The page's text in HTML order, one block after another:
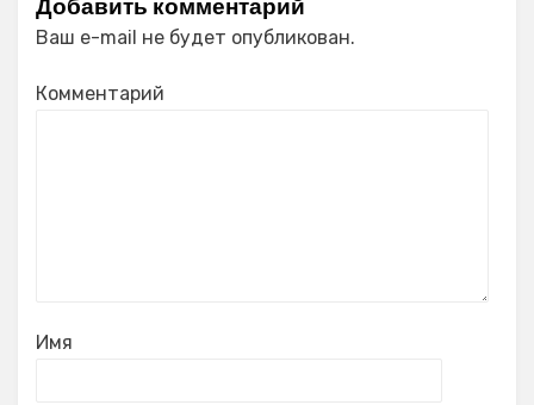
Добавить комментарий
Ваш e-mail не будет опубликован.
Комментарий
Имя